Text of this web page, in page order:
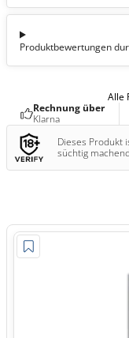
Produktbewertungen
Alle
Rechnung über
Klarna
Dieses Produkt
süchtig